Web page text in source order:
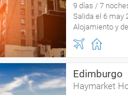
9 días / 7
Salida el 6 may
Alojamiento y
Edimburgo
Haymarket